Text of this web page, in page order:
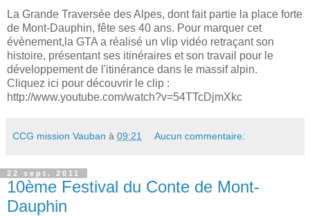
La Grande Traversée des Alpes, dont fait partie la place forte
de Mont-Dauphin, fête ses 40 ans. Pour marquer cet
évènement,la GTA a réalisé un vlip vidéo retraçant son
histoire, présentant ses itinéraires et son travail pour le
développement de l'itinérance dans le massif alpin.
Cliquez ici pour découvrir le clip :
http://www.youtube.com/watch?v=54TTcDjmXkc
CCG mission Vauban à 09:21 Aucun commentaire:
22 sept. 2011
10ème Festival du Conte de Mont-
Dauphin